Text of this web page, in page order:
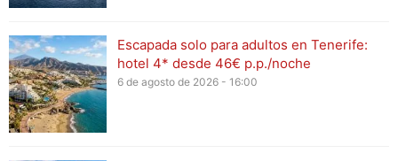
Escapada solo para adultos en Tenerife:
hotel 4* desde 46€ p.p./noche
6 de agosto de 2026 - 16:00